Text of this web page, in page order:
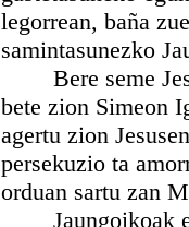
legorrean, baña
samintasunezko
Bere seme
bete zion Simeon
agertu zion
persekuzio ta
orduan sartu zan
Jaungoikoak